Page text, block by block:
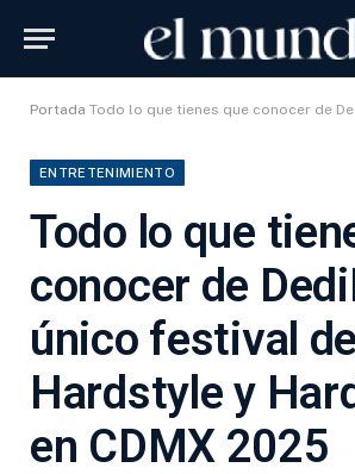
Portada Todo lo que tienes que conocer de DediKted: el único festival de
ENTRETENIMIENTO
Todo lo que
conocer de
único festival de
Hardstyle y
en CDMX 2025